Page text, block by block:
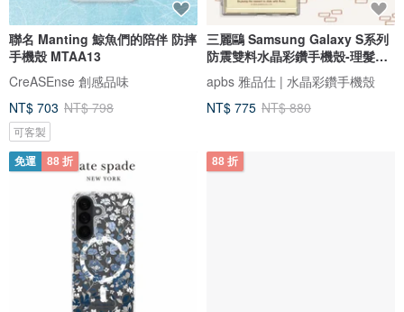
聯名 Manting 鯨魚們的陪伴 防摔
手機殼 MTAA13
CreASEnse 創感品味
NT$ 703 NT$ 798
可客製
三麗鷗 Samsung Galaxy S系列
防震雙料水晶彩鑽手機殼-理髮布
丁狗
apbs 雅品仕 | 水晶彩鑽手機殼
NT$ 775 NT$ 880
免運 88 折 88 折